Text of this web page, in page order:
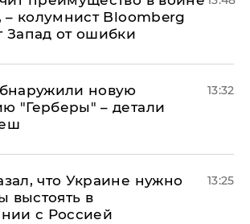
– колумнист Bloomberg
Запад от ошибки
новую
"Герберы" – детали
13:32
что Украине нужно
выстоять в
с Россией
13:25